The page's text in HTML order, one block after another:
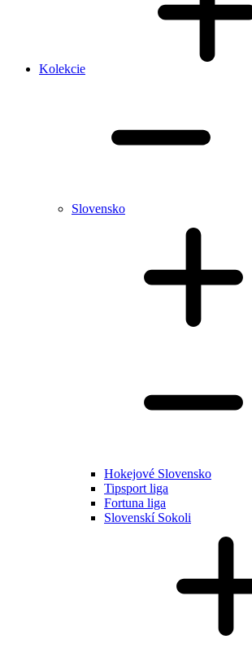
Kolekcie
Slovensko
Hokejové Slovensko
Tipsport liga
Fortuna liga
Slovenskí Sokoli